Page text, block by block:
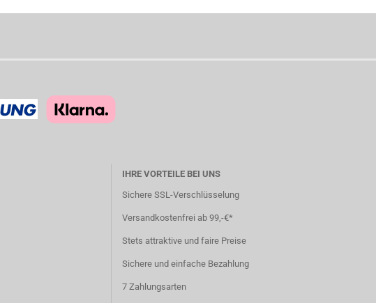
IHRE VORTEILE BEI UNS
Sichere SSL-Verschlüsselung
Versandkostenfrei ab 99,-€*
Stets attraktive und faire Preise
Sichere und einfache Bezahlung
7 Zahlungsarten